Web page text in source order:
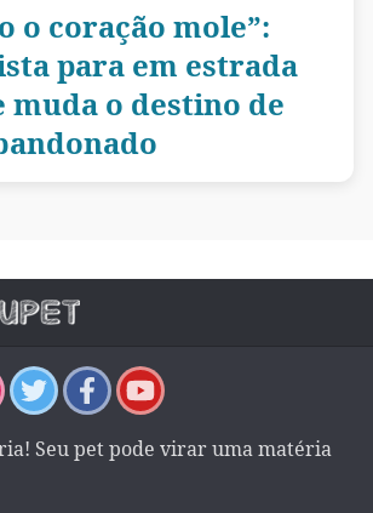
o coração mole”:
para em estrada
muda o destino de
Seu pet pode virar uma matéria